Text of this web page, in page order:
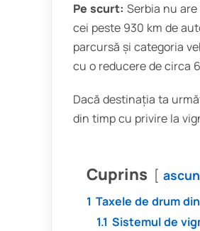
Pe scurt: Serbia nu
cei peste 930 km de
parcursă și categoria
cu o reducere de circa
Dacă destinația ta
din timp cu privire la
Cuprins
1 Taxele de drum
1.1 Sistemul de